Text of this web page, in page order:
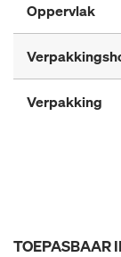
Oppervlak
Verpakking
TOEPASBAAR